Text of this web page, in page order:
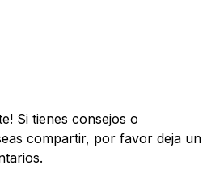
Si tienes consejos o
compartir, por favor deja un